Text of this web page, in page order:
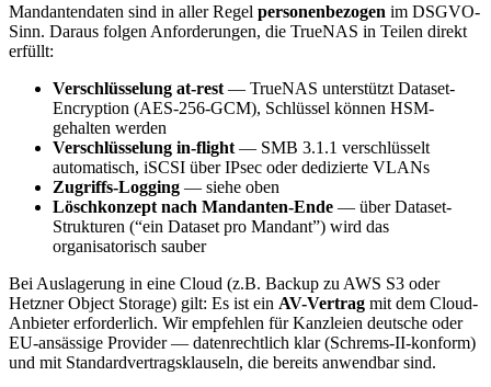
Mandantendaten sind in aller Regel personenbezogen im DSGVO-
Sinn. Daraus folgen Anforderungen, die TrueNAS in Teilen direkt
erfüllt:
Verschlüsselung at-rest — TrueNAS unterstützt Dataset-
Encryption (AES-256-GCM), Schlüssel können HSM-
gehalten werden
Verschlüsselung in-flight — SMB 3.1.1 verschlüsselt
automatisch, iSCSI über IPsec oder dedizierte VLANs
Zugriffs-Logging — siehe oben
Löschkonzept nach Mandanten-Ende — über Dataset-
Strukturen (“ein Dataset pro Mandant”) wird das
organisatorisch sauber
Bei Auslagerung in eine Cloud (z.B. Backup zu AWS S3 oder
Hetzner Object Storage) gilt: Es ist ein AV-Vertrag mit dem Cloud-
Anbieter erforderlich. Wir empfehlen für Kanzleien deutsche oder
EU-ansässige Provider — datenrechtlich klar (Schrems-II-konform)
und mit Standardvertragsklauseln, die bereits anwendbar sind.